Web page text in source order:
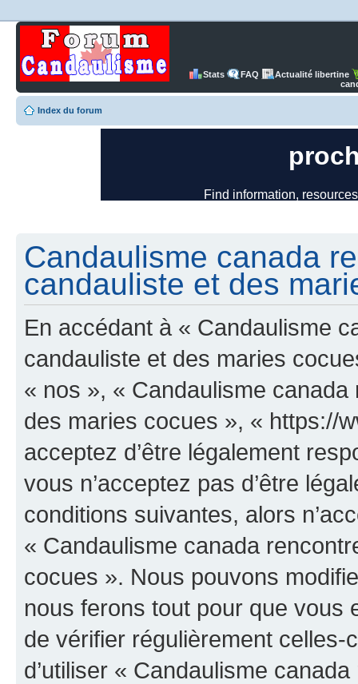
Stats FAQ
Actualité libertine
Index du forum
Candaulisme canada
candauliste et des
En accédant à « Candaulisme
candauliste et des maries
« nos », « Candaulisme
des maries cocues », « https://
acceptez d’être légalement
vous n’acceptez pas d’être
conditions suivantes, alors
« Candaulisme canada
cocues ». Nous pouvons
nous ferons tout pour que vous
de vérifier régulièrement
d’utiliser « Candaulisme